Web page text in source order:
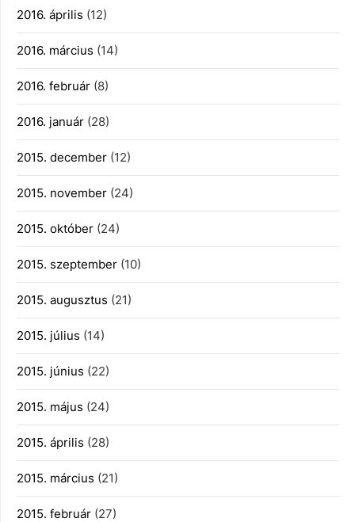
2016. április (12)
2016. március (14)
2016. február (8)
2016. január (28)
2015. december (12)
2015. november (24)
2015. október (24)
2015. szeptember (10)
2015. augusztus (21)
2015. július (14)
2015. június (22)
2015. május (24)
2015. április (28)
2015. március (21)
2015. február (27)